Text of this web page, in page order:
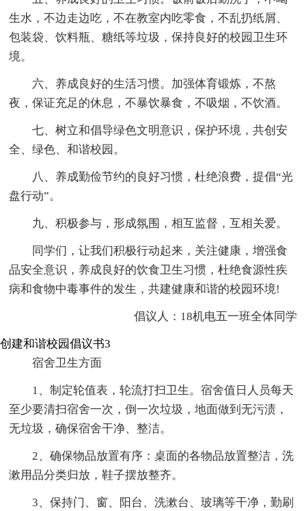
生水，不边走边吃，不在教室内吃零食，不乱扔纸屑、
包装袋、饮料瓶、糖纸等垃圾，保持良好的校园卫生环
境。
六、养成良好的生活习惯。加强体育锻炼，不熬
夜，保证充足的休息，不暴饮暴食，不吸烟，不饮酒。
七、树立和倡导绿色文明意识，保护环境，共创安
全、绿色、和谐校园。
八、养成勤俭节约的良好习惯，杜绝浪费，提倡“光
盘行动”。
九、积极参与，形成氛围，相互监督，互相关爱。
同学们，让我们积极行动起来，关注健康，增强食
品安全意识，养成良好的饮食卫生习惯，杜绝食源性疾
病和食物中毒事件的发生，共建健康和谐的校园环境!
倡议人：18机电五一班全体同学
创建和谐校园倡议书3
宿舍卫生方面
1、制定轮值表，轮流打扫卫生。宿舍值日人员每天
至少要清扫宿舍一次，倒一次垃圾，地面做到无污渍，
无垃圾，确保宿舍干净、整洁。
2、确保物品放置有序：桌面的各物品放置整洁，洗
漱用品分类归放，鞋子摆放整齐。
3、保持门、窗、阳台、洗漱台、玻璃等干净，勤刷